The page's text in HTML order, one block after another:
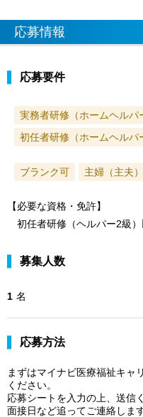
応募情報
応募要件
実務者研修（ホームヘルパ
初任者研修（ホームヘルパ
ブランク可 主婦（主夫
【必要な資格・免許】
初任者研修（ヘルパー2級）
募集人数
1 名
応募方法
まずはマイナビ医療福祉キャ
ください。
応募シートを入力の上、送信
面接日など追ってご連絡します